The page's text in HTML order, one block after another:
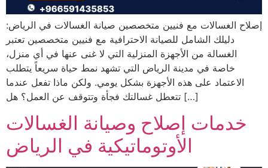
إصلاح الغسالات مع فنيين متخصصين صيانة الغسالات في الرياض:
دليلك الشامل للصيانة الاحترافية مع فنيين متخصصين تعتبر
الغسالة من الأجهزة المنزلية التي لا غنى عنها في أي منزل،
خاصة في مدينة الرياض التي تشهد نمط حياة سريعاً يتطلب
الاعتماد على هذه الأجهزة بشكل يومي. ولكن ماذا تفعل عندما
تتعطل غسالتك فجأة وتتوقف عن العمل؟ هل […]
خدمات إصلاح وصيانة الغسالات
الأوتوماتيكية في الرياض